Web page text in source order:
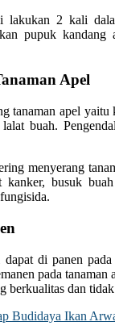
lakukan 2 kali
pupuk
Apel
tanaman apel
buah.
menyerang
kanker, busuk
dapat di panen
pada
berkualitas dan
Budidaya Ikan